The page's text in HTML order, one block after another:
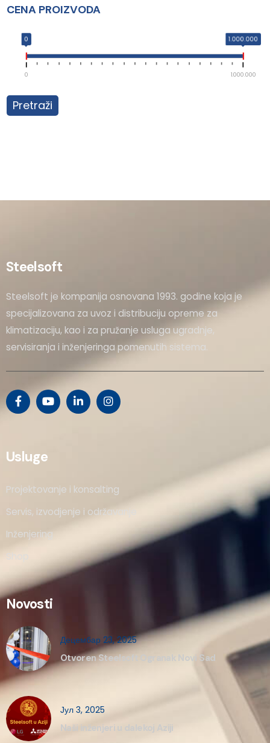
CENA PROIZVODA
0 1.000.000
0 1.000.000
Pretraži
Steelsoft
Steelsoft je kompanija osnovana 1993. godine koja je
specijalizovana za uvoz i distribuciju opreme za
klimatizaciju, kao i za pružanje usluga ugradnje,
servisiranja i inženjeringa pomenutih sistema.
Usluge
Projektovanje i konsalting
Servis, izvodjenje i održavanje
Inženjering
Shop
Novosti
Децембар 23, 2025
Otvoren Steelsoft Ogranak Novi Sad
Јул 3, 2025
Naši inženjeri u dalekoj Aziji